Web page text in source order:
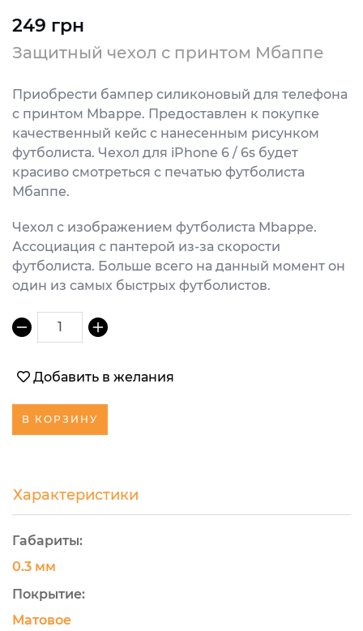
249 грн
Защитный чехол с принтом Мбаппе
Приобрести бампер силиконовый для телефона
с принтом Mbappe. Предоставлен к покупке
качественный кейс с нанесенным рисунком
футболиста. Чехол для iPhone 6 / 6s будет
красиво смотреться с печатью футболиста
Мбаппе.
Чехол с изображением футболиста Mbappe.
Ассоциация с пантерой из-за скорости
футболиста. Больше всего на данный момент он
один из самых быстрых футболистов.
1
Добавить в желания
В КОРЗИНУ
Характеристики
Габариты:
0.3 мм
Покрытие:
Матовое